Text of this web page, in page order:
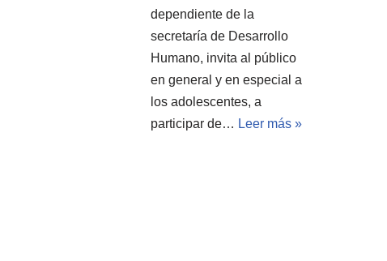
dependiente de la
secretaría de Desarrollo
Humano, invita al público
en general y en especial a
los adolescentes, a
participar de… Leer más »